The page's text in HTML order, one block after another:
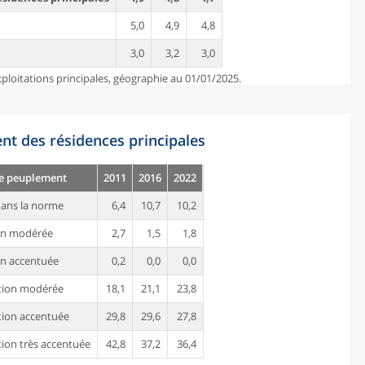
5,0
4,9
4,8
3,0
3,2
3,0
principales, géographie au 01/01/2025.
des résidences principales
peuplement 2011 2016
2022
la norme
6,4 10,7
10,2
modérée
2,7 1,5
1,8
accentuée
0,2 0,0
0,0
modérée
18,1 21,1
23,8
accentuée
29,8 29,6
27,8
très accentuée
42,8 37,2
36,4